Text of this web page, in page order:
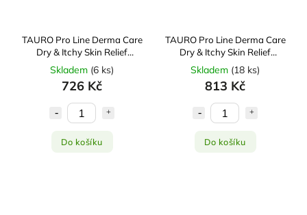
TAURO Pro Line Derma Care
Dry & Itchy Skin Relief
Conditioner 400 ml
Skladem (6 ks)
726 Kč
Do košíku
TAURO Pro Line Derma Care
Dry & Itchy Skin Relief
Shampoo 400 ml
Skladem (18 ks)
813 Kč
Do košíku